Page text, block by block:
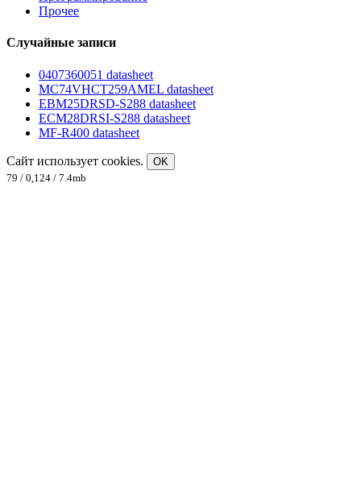
Прочее
Случайные записи
0407360051 datasheet
MC74VHCT259AMEL datasheet
EBM25DRSD-S288 datasheet
ECM28DRSI-S288 datasheet
MF-R400 datasheet
Сайт использует cookies.
OK
79 / 0,124 / 7.4mb